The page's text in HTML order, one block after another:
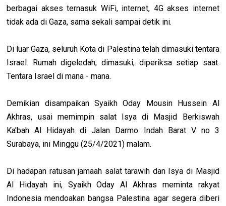
berbagai akses ternasuk WiFi, internet, 4G akses internet
tidak ada di Gaza, sama sekali sampai detik ini.
Di luar Gaza, seluruh Kota di Palestina telah dimasuki tentara
Israel. Rumah digeledah, dimasuki, diperiksa setiap saat.
Tentara Israel di mana - mana.
Demikian disampaikan Syaikh Oday Mousin Hussein Al
Akhras, usai memimpin salat Isya di Masjid Berkiswah
Ka'bah Al Hidayah di Jalan Darmo Indah Barat V no 3
Surabaya, ini Minggu (25/4/2021) malam.
Di hadapan ratusan jamaah salat tarawih dan Isya di Masjid
Al Hidayah ini, Syaikh Oday Al Akhras meminta rakyat
Indonesia mendoakan bangsa Palestina agar segera diberi